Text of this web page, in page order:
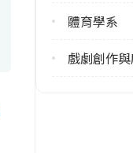
雙主修人數
113學年度上學期
3
體育學系
戲劇創作